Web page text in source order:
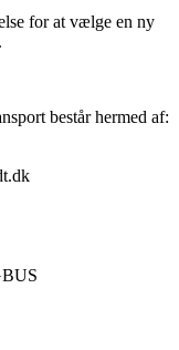
for at vælge en ny
består hermed af: